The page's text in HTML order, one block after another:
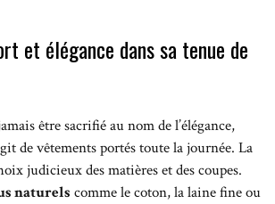
et élégance dans sa tenue de
être sacrifié au nom de l’élégance,
de vêtements portés toute la journée. La
judicieux des matières et des coupes.
naturels comme le coton, la laine fine ou